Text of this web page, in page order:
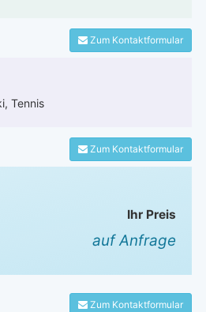
Zum Kontaktformular
Tennis
Zum Kontaktformular
Ihr Preis
auf Anfrage
Zum Kontaktformular